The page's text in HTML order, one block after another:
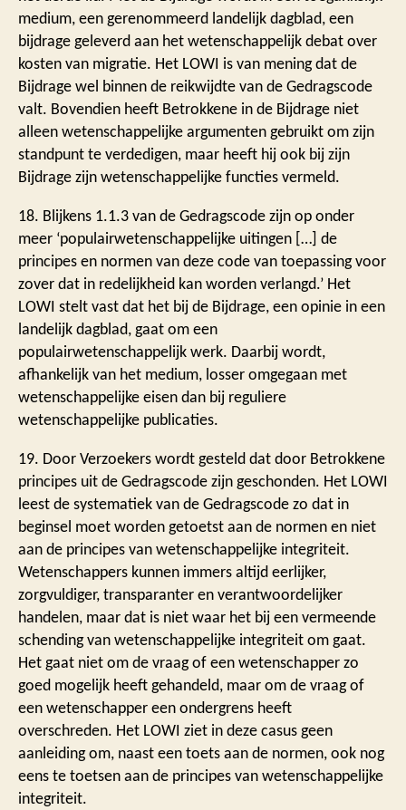
medium, een gerenommeerd landelijk dagblad, een
bijdrage geleverd aan het wetenschappelijk debat over
kosten van migratie. Het LOWI is van mening dat de
Bijdrage wel binnen de reikwijdte van de Gedragscode
valt. Bovendien heeft Betrokkene in de Bijdrage niet
alleen wetenschappelijke argumenten gebruikt om zijn
standpunt te verdedigen, maar heeft hij ook bij zijn
Bijdrage zijn wetenschappelijke functies vermeld.
18. Blijkens 1.1.3 van de Gedragscode zijn op onder
meer ‘populairwetenschappelijke uitingen […] de
principes en normen van deze code van toepassing voor
zover dat in redelijkheid kan worden verlangd.’ Het
LOWI stelt vast dat het bij de Bijdrage, een opinie in een
landelijk dagblad, gaat om een
populairwetenschappelijk werk. Daarbij wordt,
afhankelijk van het medium, losser omgegaan met
wetenschappelijke eisen dan bij reguliere
wetenschappelijke publicaties.
19. Door Verzoekers wordt gesteld dat door Betrokkene
principes uit de Gedragscode zijn geschonden. Het LOWI
leest de systematiek van de Gedragscode zo dat in
beginsel moet worden getoetst aan de normen en niet
aan de principes van wetenschappelijke integriteit.
Wetenschappers kunnen immers altijd eerlijker,
zorgvuldiger, transparanter en verantwoordelijker
handelen, maar dat is niet waar het bij een vermeende
schending van wetenschappelijke integriteit om gaat.
Het gaat niet om de vraag of een wetenschapper zo
goed mogelijk heeft gehandeld, maar om de vraag of
een wetenschapper een ondergrens heeft
overschreden. Het LOWI ziet in deze casus geen
aanleiding om, naast een toets aan de normen, ook nog
eens te toetsen aan de principes van wetenschappelijke
integriteit.